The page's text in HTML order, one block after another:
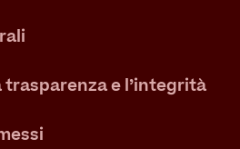
trasparenza e l’integrità